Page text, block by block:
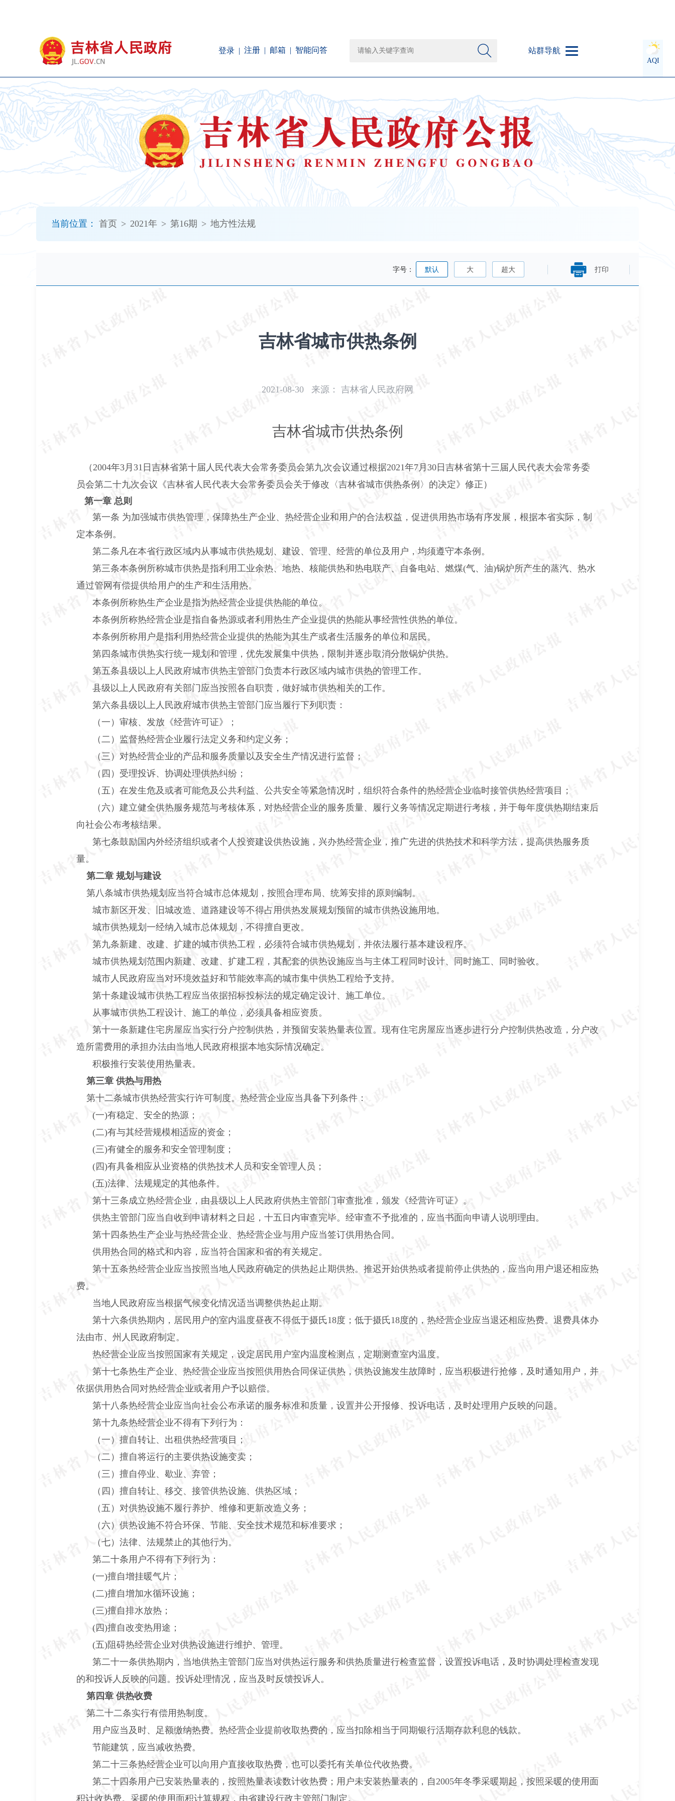
登录 注册 邮箱 智能问答 站群导航
AQI
当前位置： 首页 > 2021年 > 第16期 > 地方性法规
打印
字号： 默认 大 超大
吉林省城市供热条例
2021-08-30 来源： 吉林省人民政府网
吉林省城市供热条例
（2004年3月31日吉林省第十届人民代表大会常务委员会第九次会议通过根据2021年7月30日吉林省第十三届人民代表大会常务委
员会第二十九次会议《吉林省人民代表大会常务委员会关于修改〈吉林省城市供热条例〉的决定》修正）
第一章 总则
第一条 为加强城市供热管理，保障热生产企业、热经营企业和用户的合法权益，促进供用热市场有序发展，根据本省实际，制
定本条例。
第二条凡在本省行政区域内从事城市供热规划、建设、管理、经营的单位及用户，均须遵守本条例。
第三条本条例所称城市供热是指利用工业余热、地热、核能供热和热电联产、自备电站、燃煤(气、油)锅炉所产生的蒸汽、热水
通过管网有偿提供给用户的生产和生活用热。
本条例所称热生产企业是指为热经营企业提供热能的单位。
本条例所称热经营企业是指自备热源或者利用热生产企业提供的热能从事经营性供热的单位。
本条例所称用户是指利用热经营企业提供的热能为其生产或者生活服务的单位和居民。
第四条城市供热实行统一规划和管理，优先发展集中供热，限制并逐步取消分散锅炉供热。
第五条县级以上人民政府城市供热主管部门负责本行政区域内城市供热的管理工作。
县级以上人民政府有关部门应当按照各自职责，做好城市供热相关的工作。
第六条县级以上人民政府城市供热主管部门应当履行下列职责：
（一）审核、发放《经营许可证》；
（二）监督热经营企业履行法定义务和约定义务；
（三）对热经营企业的产品和服务质量以及安全生产情况进行监督；
（四）受理投诉、协调处理供热纠纷；
（五）在发生危及或者可能危及公共利益、公共安全等紧急情况时，组织符合条件的热经营企业临时接管供热经营项目；
（六）建立健全供热服务规范与考核体系，对热经营企业的服务质量、履行义务等情况定期进行考核，并于每年度供热期结束后
向社会公布考核结果。
第七条鼓励国内外经济组织或者个人投资建设供热设施，兴办热经营企业，推广先进的供热技术和科学方法，提高供热服务质
量。
第二章 规划与建设
第八条城市供热规划应当符合城市总体规划，按照合理布局、统筹安排的原则编制。
城市新区开发、旧城改造、道路建设等不得占用供热发展规划预留的城市供热设施用地。
城市供热规划一经纳入城市总体规划，不得擅自更改。
第九条新建、改建、扩建的城市供热工程，必须符合城市供热规划，并依法履行基本建设程序。
城市供热规划范围内新建、改建、扩建工程，其配套的供热设施应当与主体工程同时设计、同时施工、同时验收。
城市人民政府应当对环境效益好和节能效率高的城市集中供热工程给予支持。
第十条建设城市供热工程应当依据招标投标法的规定确定设计、施工单位。
从事城市供热工程设计、施工的单位，必须具备相应资质。
第十一条新建住宅房屋应当实行分户控制供热，并预留安装热量表位置。现有住宅房屋应当逐步进行分户控制供热改造，分户改
造所需费用的承担办法由当地人民政府根据本地实际情况确定。
积极推行安装使用热量表。
第三章 供热与用热
第十二条城市供热经营实行许可制度。热经营企业应当具备下列条件：
(一)有稳定、安全的热源；
(二)有与其经营规模相适应的资金；
(三)有健全的服务和安全管理制度；
(四)有具备相应从业资格的供热技术人员和安全管理人员；
(五)法律、法规规定的其他条件。
第十三条成立热经营企业，由县级以上人民政府供热主管部门审查批准，颁发《经营许可证》。
供热主管部门应当自收到申请材料之日起，十五日内审查完毕。经审查不予批准的，应当书面向申请人说明理由。
第十四条热生产企业与热经营企业、热经营企业与用户应当签订供用热合同。
供用热合同的格式和内容，应当符合国家和省的有关规定。
第十五条热经营企业应当按照当地人民政府确定的供热起止期供热。推迟开始供热或者提前停止供热的，应当向用户退还相应热
费。
当地人民政府应当根据气候变化情况适当调整供热起止期。
第十六条供热期内，居民用户的室内温度昼夜不得低于摄氏18度；低于摄氏18度的，热经营企业应当退还相应热费。退费具体办
法由市、州人民政府制定。
热经营企业应当按照国家有关规定，设定居民用户室内温度检测点，定期测查室内温度。
第十七条热生产企业、热经营企业应当按照供用热合同保证供热，供热设施发生故障时，应当积极进行抢修，及时通知用户，并
依据供用热合同对热经营企业或者用户予以赔偿。
第十八条热经营企业应当向社会公布承诺的服务标准和质量，设置并公开报修、投诉电话，及时处理用户反映的问题。
第十九条热经营企业不得有下列行为：
（一）擅自转让、出租供热经营项目；
（二）擅自将运行的主要供热设施变卖；
（三）擅自停业、歇业、弃管；
（四）擅自转让、移交、接管供热设施、供热区域；
（五）对供热设施不履行养护、维修和更新改造义务；
（六）供热设施不符合环保、节能、安全技术规范和标准要求；
（七）法律、法规禁止的其他行为。
第二十条用户不得有下列行为：
(一)擅自增挂暖气片；
(二)擅自增加水循环设施；
(三)擅自排水放热；
(四)擅自改变热用途；
(五)阻碍热经营企业对供热设施进行维护、管理。
第二十一条供热期内，当地供热主管部门应当对供热运行服务和供热质量进行检查监督，设置投诉电话，及时协调处理检查发现
的和投诉人反映的问题。投诉处理情况，应当及时反馈投诉人。
第四章 供热收费
第二十二条实行有偿用热制度。
用户应当及时、足额缴纳热费。热经营企业提前收取热费的，应当扣除相当于同期银行活期存款利息的钱款。
节能建筑，应当减收热费。
第二十三条热经营企业可以向用户直接收取热费，也可以委托有关单位代收热费。
第二十四条用户已安装热量表的，按照热量表读数计收热费；用户未安装热量表的，自2005年冬季采暖期起，按照采暖的使用面
积计收热费。采暖的使用面积计算规程，由省建设行政主管部门制定。
障
碍
说
明
页
面,
按
加